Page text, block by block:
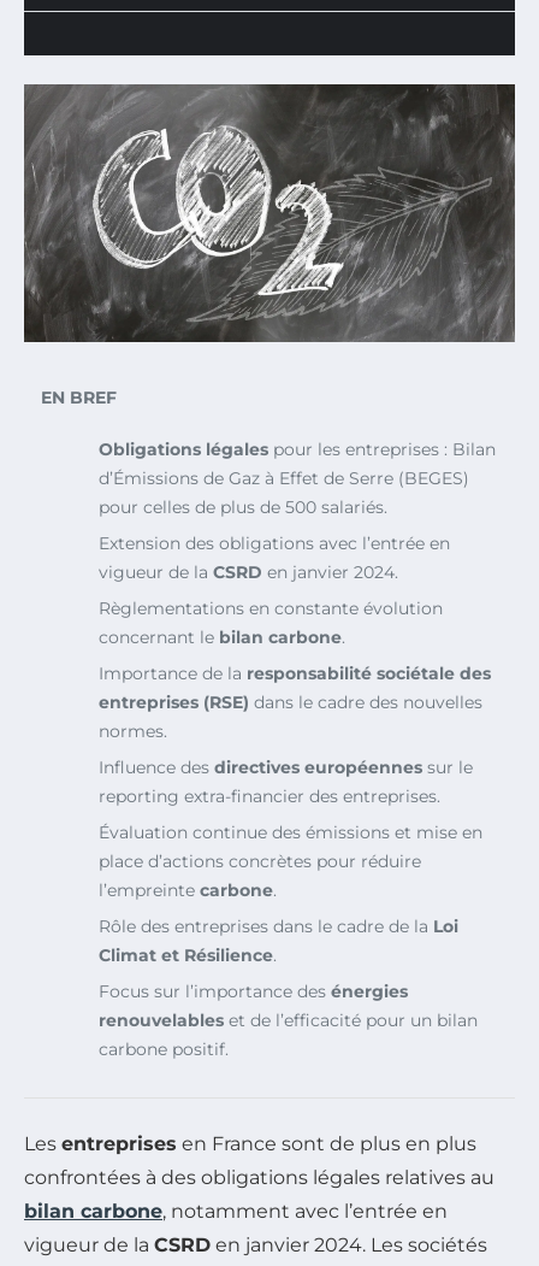
EN BREF
Obligations légales pour les entreprises : Bilan
d’Émissions de Gaz à Effet de Serre (BEGES)
pour celles de plus de 500 salariés.
Extension des obligations avec l’entrée en
vigueur de la CSRD en janvier 2024.
Règlementations en constante évolution
concernant le bilan carbone.
Importance de la responsabilité sociétale des
entreprises (RSE) dans le cadre des nouvelles
normes.
Influence des directives européennes sur le
reporting extra-financier des entreprises.
Évaluation continue des émissions et mise en
place d’actions concrètes pour réduire
l’empreinte carbone.
Rôle des entreprises dans le cadre de la Loi
Climat et Résilience.
Focus sur l’importance des énergies
renouvelables et de l’efficacité pour un bilan
carbone positif.
Les entreprises en France sont de plus en plus
confrontées à des obligations légales relatives au
bilan carbone, notamment avec l’entrée en
vigueur de la CSRD en janvier 2024. Les sociétés